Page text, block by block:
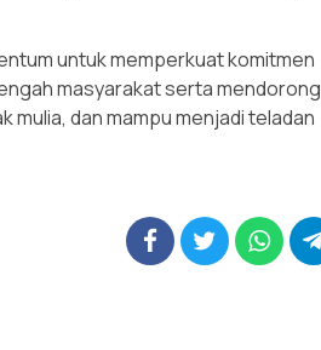
untuk memperkuat komitmen
masyarakat serta mendorong
dan mampu menjadi teladan